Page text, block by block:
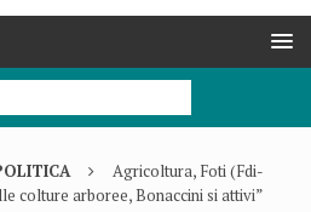
Agricoltura, Foti (Fdi-
colture arboree, Bonaccini si attivi”